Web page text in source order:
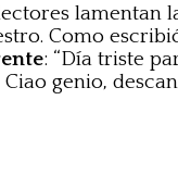
lamentan
Como
: “Día triste
genio,